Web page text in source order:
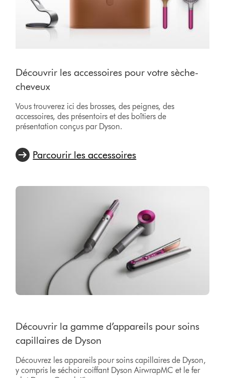
Découvrir les accessoires pour votre sèche-
cheveux
Vous trouverez ici des brosses, des peignes, des
accessoires, des présentoirs et des boîtiers de
présentation conçus par Dyson.
Parcourir les accessoires
Découvrir la gamme d’appareils pour soins
capillaires de Dyson
Découvrez les appareils pour soins capillaires de Dyson,
y compris le séchoir coiffant Dyson AirwrapMC et le fer